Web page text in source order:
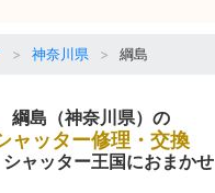
神奈川県 綱島
綱島（神奈川県）の
ャッター修理・交換
シャッター王国におまかせ